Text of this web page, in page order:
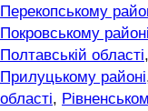
Перекопському
Покровському районі
Полтавській області,
Прилуцькому районі
області,